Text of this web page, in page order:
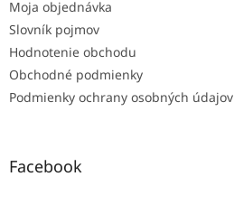
Moja objednávka
Slovník pojmov
Hodnotenie obchodu
Obchodné podmienky
Podmienky ochrany osobných údajov
Facebook